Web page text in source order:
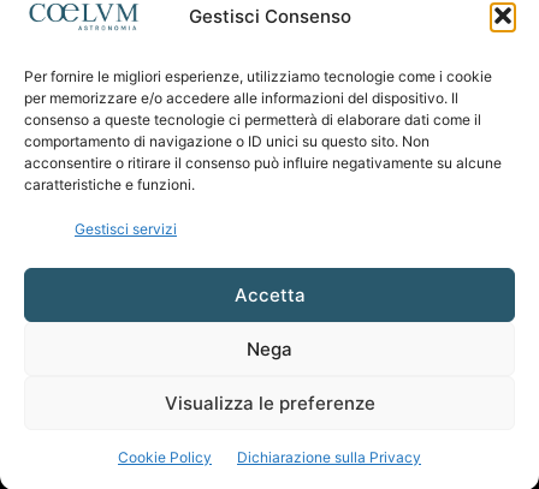
Gestisci Consenso
Per fornire le migliori esperienze, utilizziamo tecnologie come i cookie
per memorizzare e/o accedere alle informazioni del dispositivo. Il
consenso a queste tecnologie ci permetterà di elaborare dati come il
comportamento di navigazione o ID unici su questo sito. Non
acconsentire o ritirare il consenso può influire negativamente su alcune
caratteristiche e funzioni.
Gestisci servizi
Accetta
Nega
Visualizza le preferenze
Cookie Policy Dichiarazione sulla Privacy
CHI SIAMO
Contattaci:coelumastro@coelum.com